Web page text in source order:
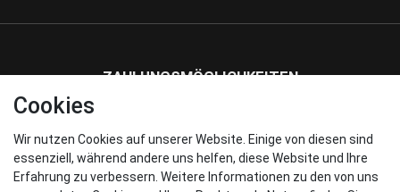
ZAHLUNGSMÖGLICHKEITEN
WIR VERSENDEN MIT
Cookies
Wir nutzen Cookies auf unserer Website. Einige von diesen sind
essenziell, während andere uns helfen, diese Website und Ihre
Erfahrung zu verbessern. Weitere Informationen zu den von uns